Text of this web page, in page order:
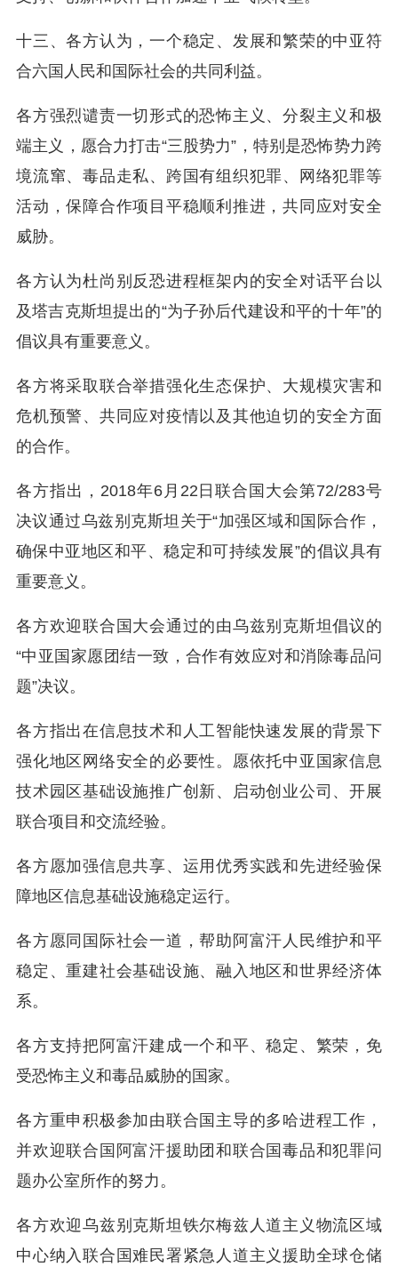
十三、各方认为，一个稳定、发展和繁荣的中亚符
合六国人民和国际社会的共同利益。
各方强烈谴责一切形式的恐怖主义、分裂主义和极
端主义，愿合力打击“三股势力”，特别是恐怖势力跨
境流窜、毒品走私、跨国有组织犯罪、网络犯罪等
活动，保障合作项目平稳顺利推进，共同应对安全
威胁。
各方认为杜尚别反恐进程框架内的安全对话平台以
及塔吉克斯坦提出的“为子孙后代建设和平的十年”的
倡议具有重要意义。
各方将采取联合举措强化生态保护、大规模灾害和
危机预警、共同应对疫情以及其他迫切的安全方面
的合作。
各方指出，2018年6月22日联合国大会第72/283号
决议通过乌兹别克斯坦关于“加强区域和国际合作，
确保中亚地区和平、稳定和可持续发展”的倡议具有
重要意义。
各方欢迎联合国大会通过的由乌兹别克斯坦倡议的
“中亚国家愿团结一致，合作有效应对和消除毒品问
题”决议。
各方指出在信息技术和人工智能快速发展的背景下
强化地区网络安全的必要性。愿依托中亚国家信息
技术园区基础设施推广创新、启动创业公司、开展
联合项目和交流经验。
各方愿加强信息共享、运用优秀实践和先进经验保
障地区信息基础设施稳定运行。
各方愿同国际社会一道，帮助阿富汗人民维护和平
稳定、重建社会基础设施、融入地区和世界经济体
系。
各方支持把阿富汗建成一个和平、稳定、繁荣，免
受恐怖主义和毒品威胁的国家。
各方重申积极参加由联合国主导的多哈进程工作，
并欢迎联合国阿富汗援助团和联合国毒品和犯罪问
题办公室所作的努力。
各方欢迎乌兹别克斯坦铁尔梅兹人道主义物流区域
中心纳入联合国难民署紧急人道主义援助全球仓储